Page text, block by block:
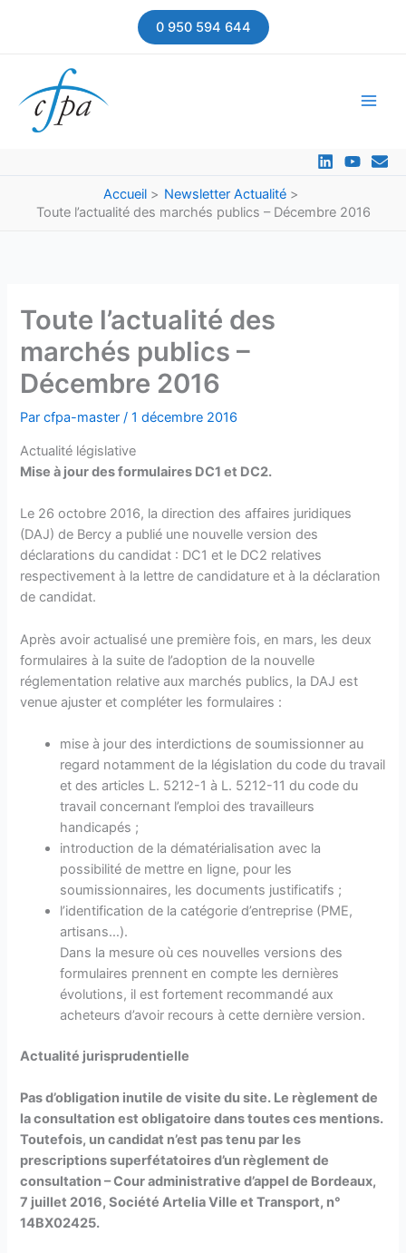
0 950 594 644
Accueil
Newsletter Actualité
Toute l’actualité des marchés publics – Décembre 2016
Toute l’actualité des
marchés publics –
Décembre 2016
Parcfpa-master/1 décembre 2016
Actualité législative
Mise à jour des formulaires DC1 et DC2.
Le 26 octobre 2016, la direction des affaires juridiques
(DAJ) de Bercy a publié une nouvelle version des
déclarations du candidat : DC1 et le DC2 relatives
respectivement à la lettre de candidature et à la déclaration
de candidat.
Après avoir actualisé une première fois, en mars, les deux
formulaires à la suite de l’adoption de la nouvelle
réglementation relative aux marchés publics, la DAJ est
venue ajuster et compléter les formulaires :
mise à jour des interdictions de soumissionner au
regard notamment de la législation du code du travail
et des articles L. 5212-1 à L. 5212-11 du code du
travail concernant l’emploi des travailleurs
handicapés ;
introduction de la dématérialisation avec la
possibilité de mettre en ligne, pour les
soumissionnaires, les documents justificatifs ;
l’identification de la catégorie d’entreprise (PME,
artisans…).
Dans la mesure où ces nouvelles versions des
formulaires prennent en compte les dernières
évolutions, il est fortement recommandé aux
acheteurs d’avoir recours à cette dernière version.
Actualité jurisprudentielle
Pas d’obligation inutile de visite du site. Le règlement de
la consultation est obligatoire dans toutes ces mentions.
Toutefois, un candidat n’est pas tenu par les
prescriptions superfétatoires d’un règlement de
consultation – Cour administrative d’appel de Bordeaux,
7 juillet 2016, Société Artelia Ville et Transport, n°
14BX02425.